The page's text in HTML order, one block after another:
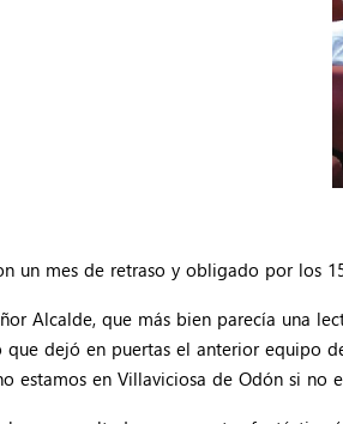
un mes de retraso y obligado por los
Alcalde, que más bien parecía una
dejó en puertas el anterior equipo
estamos en Villaviciosa de Odón si no